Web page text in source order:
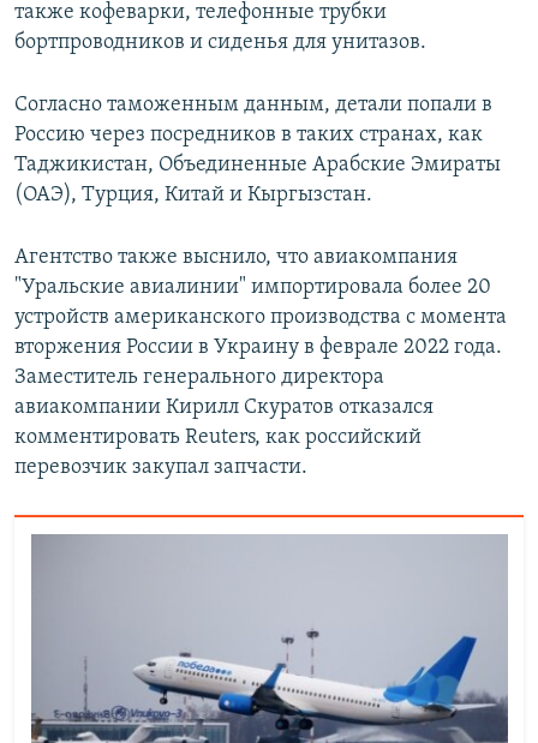
также кофеварки, телефонные трубки
бортпроводников и сиденья для унитазов.
Согласно таможенным данным, детали попали в
Россию через посредников в таких странах, как
Таджикистан, Объединенные Арабские Эмираты
(ОАЭ), Турция, Китай и Кыргызстан.
Агентство также выснило, что авиакомпания
"Уральские авиалинии" импортировала более 20
устройств американского производства с момента
вторжения России в Украину в феврале 2022 года.
Заместитель генерального директора
авиакомпании Кирилл Скуратов отказался
комментировать Reuters, как российский
перевозчик закупал запчасти.